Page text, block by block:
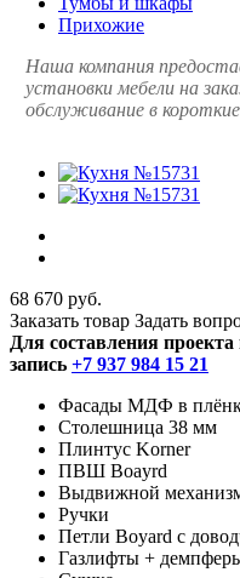
Прихожие
Наша компания
установки мебели на
обслуживание в
68 670 руб.
Заказать товар Задать
Для составления
запись +7 937 984 15 21
Фасады МДФ в
Столешница 38 мм
Плинтус Korner
ПВШ Boayrd
Выдвижной
Ручки
Петли Boyard с
Газлифты +